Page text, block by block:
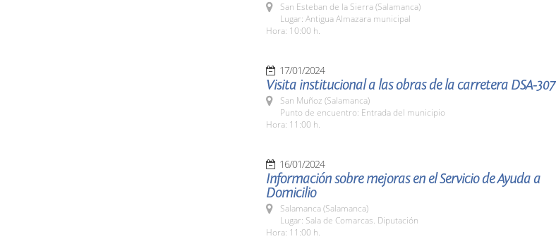
San Esteban de la Sierra (Salamanca)
Lugar: Antigua Almazara municipal
Hora: 10:00 h.
17/01/2024
Visita institucional a las obras de la carretera DSA-307
San Muñoz (Salamanca)
Punto de encuentro: Entrada del municipio
Hora: 11:00 h.
16/01/2024
Información sobre mejoras en el Servicio de Ayuda a
Domicilio
Salamanca (Salamanca)
Lugar: Sala de Comarcas. Diputación
Hora: 11:00 h.